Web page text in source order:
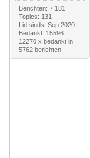
Berichten: 7.181
Topics: 131
Lid sinds: Sep 2020
Bedankt: 15596
12270 x bedankt in
5762 berichten